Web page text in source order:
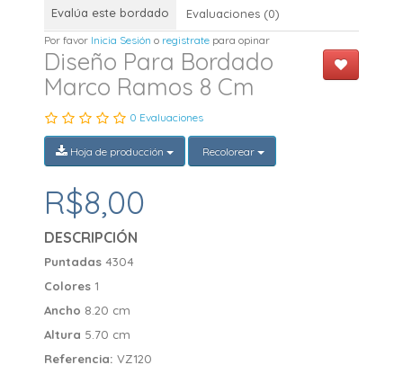
Evalúa este bordado Evaluaciones (0)
Por favor Inicia Sesión o registrate para opinar
Diseño Para Bordado
Marco Ramos 8 Cm
0 Evaluaciones
Hoja de producción Recolorear
R$8,00
DESCRIPCIÓN
Puntadas4304
Colores 1
Ancho 8.20 cm
Altura 5.70 cm
Referencia: VZ120